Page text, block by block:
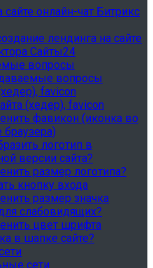
онлайн-чат Битрикс
лендинга на сайте
Сайты24
вопросы
вопросы
favicon
(хедер), favicon
фавикон (иконка во
браузера)
логотип в
версии сайта?
размер логотипа?
кнопку входа
размер значка
слабовидящих?
цвет шрифта
в шапке сайте?
сети